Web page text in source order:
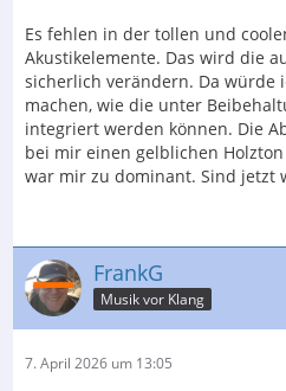
Es fehlen in der tollen und
Akustikelemente. Das wird die
sicherlich verändern. Da würde
machen, wie die unter
integriert werden können. Die
bei mir einen gelblichen
war mir zu dominant. Sind jetzt
FrankG
Musik vor Klang
7. April 2026 um 13:05